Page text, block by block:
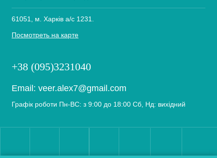
61051, м. Харків а/с 1231.
Посмотреть на карте
+38 (095)3231040
Email: veer.alex7@gmail.com
Графік роботи Пн-ВС: з 9:00 до 18:00 Сб, Нд: вихідний